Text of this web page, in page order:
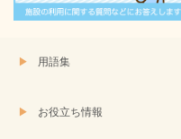
用語集
お役立ち情報